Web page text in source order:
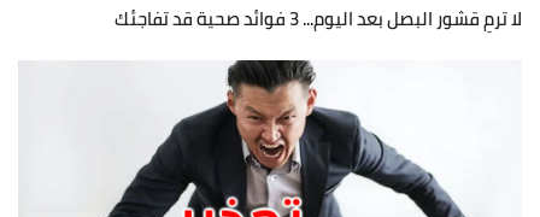
لا ترمِ قشور البصل بعد اليوم... 3 فوائد صحية قد تفاجئك